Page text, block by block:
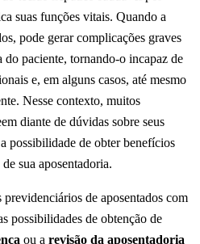
suas funções vitais. Quando a
pode gerar complicações graves
paciente, tornando-o incapaz de
e, em alguns casos, até mesmo
Nesse contexto, muitos
diante de dúvidas sobre seus
possibilidade de obter benefícios
sua aposentadoria.
de aposentados com
possibilidades de obtenção de
ou a revisão da aposentadoria